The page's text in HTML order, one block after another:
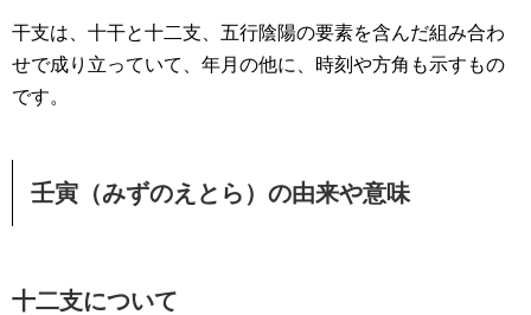
干支は、十干と十二支、五行陰陽の要素を含んだ組み合わ
せで成り立っていて、年月の他に、時刻や方角も示すもの
です。
壬寅（みずのえとら）の由来や意味
十二支について